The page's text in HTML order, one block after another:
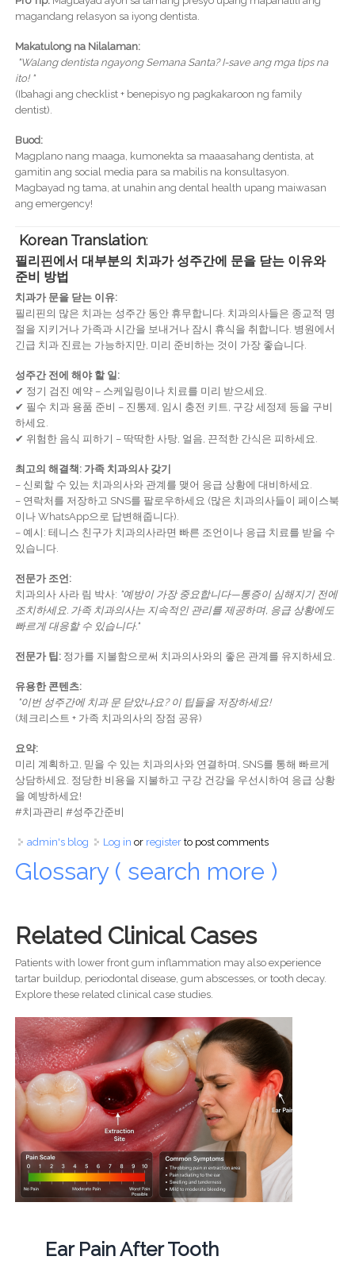
magandang relasyon sa iyong dentista.
Makatulong na Nilalaman:
"Walang dentista ngayong Semana Santa? I-save ang mga tips na
ito! "
(Ibahagi ang checklist + benepisyo ng pagkakaroon ng family
dentist).
Buod:
Magplano nang maaga, kumonekta sa maaasahang dentista, at
gamitin ang social media para sa mabilis na konsultasyon.
Magbayad ng tama, at unahin ang dental health upang maiwasan
ang emergency!
Korean Translation:
필리핀에서 대부분의 치과가 성주간에 문을 닫는 이유와
준비 방법
치과가 문을 닫는 이유:
필리핀의 많은 치과는 성주간 동안 휴무합니다. 치과의사들은 종교적 명
절을 지키거나 가족과 시간을 보내거나 잠시 휴식을 취합니다. 병원에서
긴급 치과 진료는 가능하지만, 미리 준비하는 것이 가장 좋습니다.
성주간 전에 해야 할 일:
✔ 정기 검진 예약 – 스케일링이나 치료를 미리 받으세요.
✔ 필수 치과 용품 준비 – 진통제, 임시 충전 키트, 구강 세정제 등을 구비
하세요.
✔ 위험한 음식 피하기 – 딱딱한 사탕, 얼음, 끈적한 간식은 피하세요.
최고의 해결책: 가족 치과의사 갖기
– 신뢰할 수 있는 치과의사와 관계를 맺어 응급 상황에 대비하세요.
– 연락처를 저장하고 SNS를 팔로우하세요 (많은 치과의사들이 페이스북
이나 WhatsApp으로 답변해줍니다).
– 예시: 테니스 친구가 치과의사라면 빠른 조언이나 응급 치료를 받을 수
있습니다.
전문가 조언:
치과의사 사라 림 박사: "예방이 가장 중요합니다—통증이 심해지기 전에
조치하세요. 가족 치과의사는 지속적인 관리를 제공하며, 응급 상황에도
빠르게 대응할 수 있습니다."
전문가 팁:정가를 지불함으로써 치과의사와의 좋은 관계를 유지하세요.
유용한 콘텐츠:
"이번 성주간에 치과 문 닫았나요? 이 팁들을 저장하세요!
(체크리스트 + 가족 치과의사의 장점 공유)
요약:
미리 계획하고, 믿을 수 있는 치과의사와 연결하며, SNS를 통해 빠르게
상담하세요. 정당한 비용을 지불하고 구강 건강을 우선시하여 응급 상황
을 예방하세요!
#치과관리 #성주간준비
admin's blog Log in or registerto post comments
Glossary ( search more )
Related Clinical Cases
Patients with lower front gum inflammation may also experience
tartar buildup, periodontal disease, gum abscesses, or tooth decay.
Explore these related clinical case studies.
Ear Pain After Tooth